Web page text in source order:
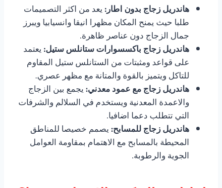
هاندريل زجاج بدون اطار:يعد من اكثر التصميمات
طلبا حيث يمنح المكان مظهرا انيقا وانسيابيا ويبرز
جمال الزجاج دون عناصر ظاهرة.
هاندريل زجاج باكسسوارات ستانلس ستيل:يعتمد
على قواعد ومثبتات من الستانلس ستيل المقاوم
للتاكل ويتميز بالقوة والمتانة مع مظهر عصري.
هاندريل زجاج مع عمود معدني:يجمع بين الزجاج
والاعمدة المعدنية ويستخدم في السلالم والشرفات
التي تتطلب دعما اضافيا.
هاندريل زجاج للمسابح:يصمم خصيصا للمناطق
المحيطة بالمسابح مع الاهتمام بمقاومة العوامل
الجوية والرطوبة.